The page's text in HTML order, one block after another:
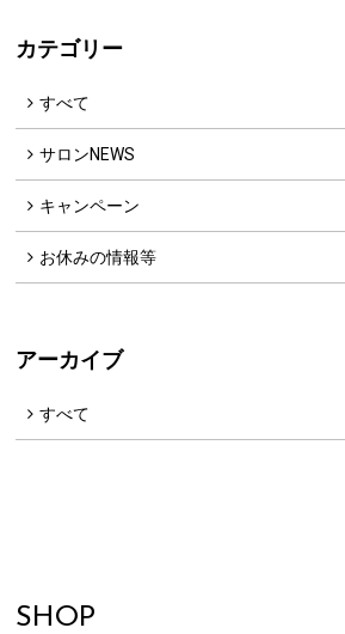
カテゴリー
すべて
サロンNEWS
キャンペーン
お休みの情報等
アーカイブ
すべて
SHOP